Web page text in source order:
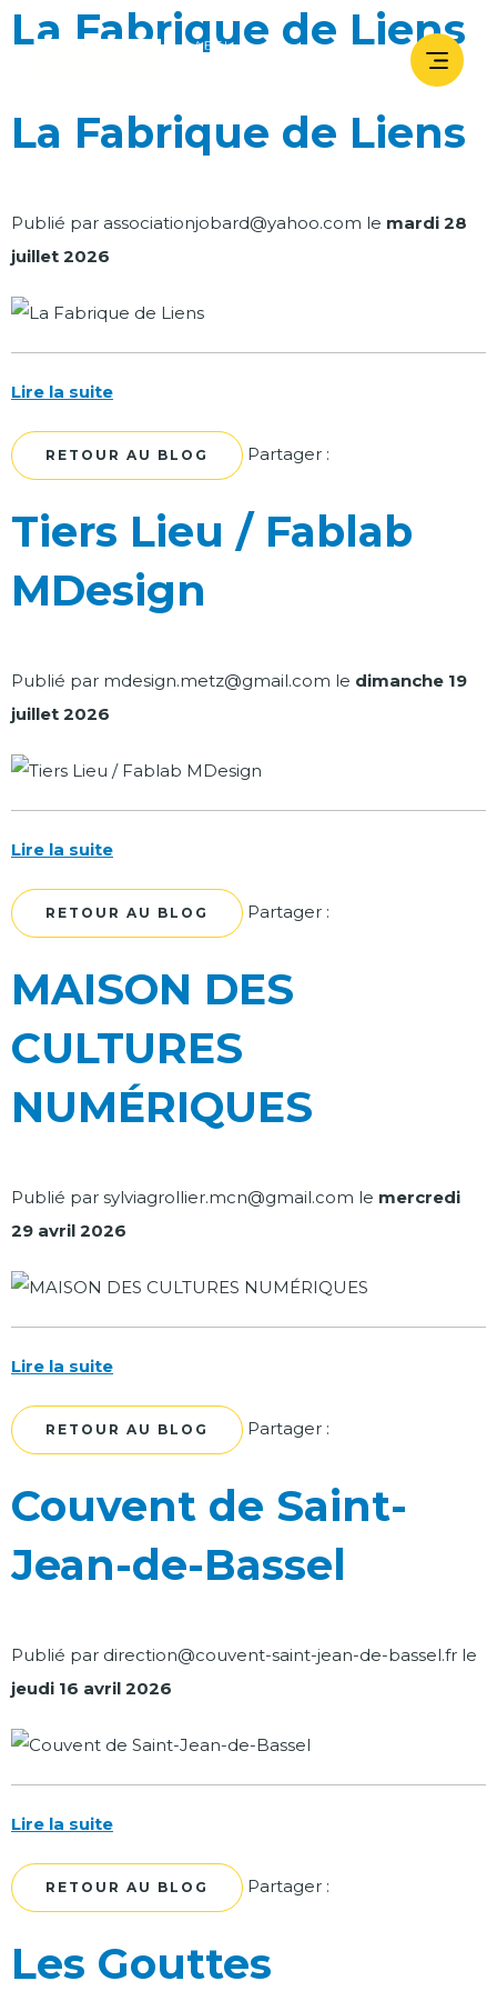
La Fabrique de Liens
La Fabrique de Liens
Publié par associationjobard@yahoo.com le mardi 28
juillet 2026
Lire la suite
RETOUR AU BLOG Partager :
Tiers Lieu / Fablab
MDesign
Publié par mdesign.metz@gmail.com le dimanche 19
juillet 2026
Lire la suite
RETOUR AU BLOG Partager :
MAISON DES
CULTURES
NUMÉRIQUES
Publié par sylviagrollier.mcn@gmail.com le mercredi
29 avril 2026
Lire la suite
RETOUR AU BLOG Partager :
Couvent de Saint-
Jean-de-Bassel
Publié par direction@couvent-saint-jean-de-bassel.fr le
jeudi 16 avril 2026
Lire la suite
RETOUR AU BLOG Partager :
Les Gouttes